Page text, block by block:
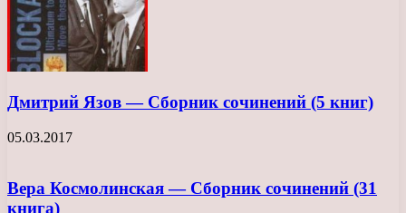
Дмитрий Язов — Сборник сочинений (5 книг)
05.03.2017
Вера Космолинская — Сборник сочинений (31
книга)